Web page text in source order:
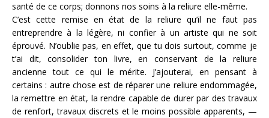
santé de ce corps; donnons nos soins à la reliure elle-même.
C’est cette remise en état de la reliure qu’il ne faut pas
entreprendre à la légère, ni confier à un artiste qui ne soit
éprouvé. N’oublie pas, en effet, que tu dois surtout, comme je
t’ai dit, consolider ton livre, en conservant de la reliure
ancienne tout ce qui le mérite. J’ajouterai, en pensant à
certains : autre chose est de réparer une reliure endommagée,
la remettre en état, la rendre capable de durer par des travaux
de renfort, travaux discrets et le moins possible apparents, —